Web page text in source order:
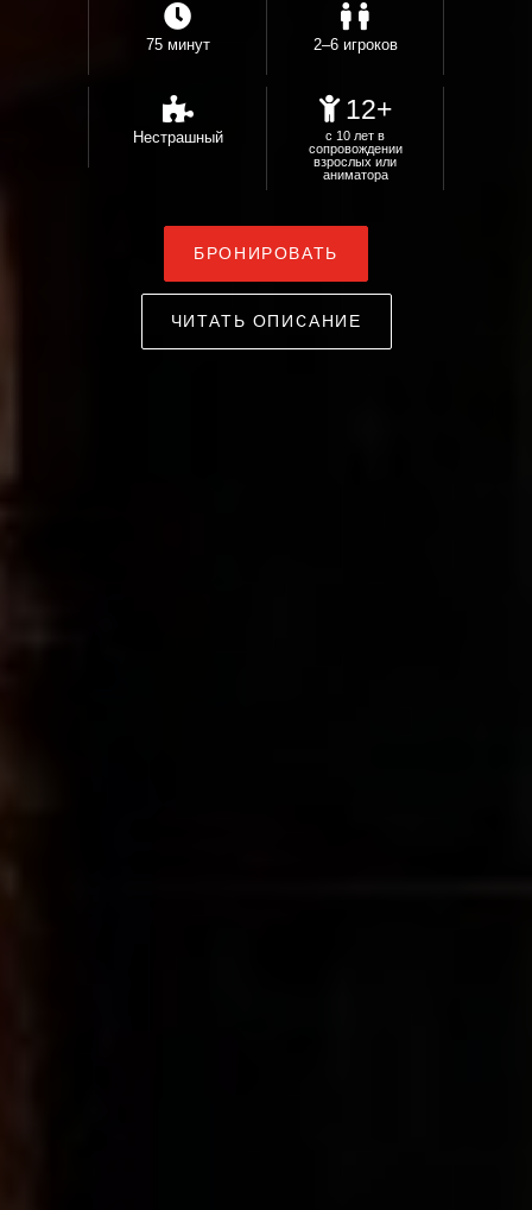
75 минут 2–6 игроков
Нестрашный
12+
с 10 лет в
сопровождении
взрослых или
аниматора
БРОНИРОВАТЬ
ЧИТАТЬ ОПИСАНИЕ